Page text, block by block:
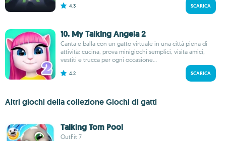
4.3 SCARICA
10. My Talking Angela 2
Canta e balla con un gatto virtuale in una città piena di
attività: cucina, prova minigiochi semplici, visita amici,
vestiti e trucca per ogni occasione...
4.2 SCARICA
Altri giochi della collezione Giochi di gatti
Talking Tom Pool
OutFit 7